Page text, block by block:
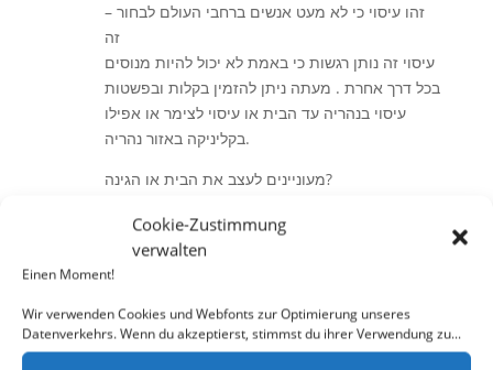
Cookie-Zustimmung
verwalten
Einen Moment!
Wir verwenden Cookies und Webfonts zur Optimierung unseres
Datenverkehrs. Wenn du akzeptierst, stimmst du ihrer Verwendung zu...
זהו עיסוי כי לא מעט אנשים ברחבי העולם לבחור –
זה
עיסוי זה נותן רגשות כי באמת לא יכול להיות מנוסים
בכל דרך אחרת . מעתה ניתן להזמין בקלות ובפשטות
עיסוי בנהריה עד הבית או עיסוי לצימר או אפילו
בקליניקה באזור נהריה.
מעוניינים לעצב את הבית או הגינה?
עיסוי מפנק בראש העין , ניתן להזמין עד הבית
בראש העין כמתנה לך, לבן הזוג לחברה או לאיש
כאשר עיסוי מפנק בראש העין ,
נעשה בביתכם, תוכלו להתרווח על הספה עם כוס